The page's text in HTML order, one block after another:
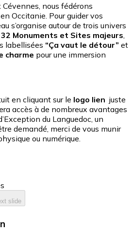
nous fédérons
Occitanie. Pour guider vos
s’organise autour de trois univers
32 Monuments et Sites majeurs
labellisées “Ça vaut le détour” et
charme pour une immersion
en cliquant sur le logo lien juste
accès à de nombreux avantages
du Languedoc, un
demandé, merci de vous munir
ou numérique.
slide